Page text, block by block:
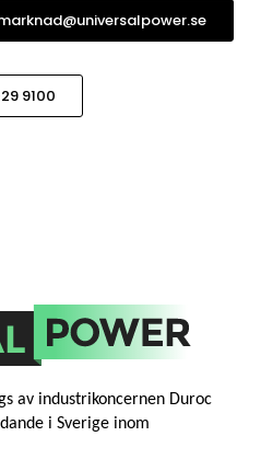
9100
av industrikoncernen Duroc
i Sverige inom